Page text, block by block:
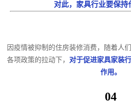
对此，家具行业要保持
因疫情被抑制的住房装修消费，随着人
各项政策的拉动下， 对于促进家具家装
作用。
04